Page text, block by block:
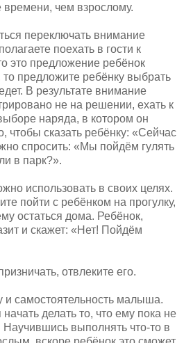
чем взрослому.
переключать внимание
поехать в гости к
это предложение ребёнок
то предложите ребёнку выбрать
В результате внимание
не на решении, ехать к
наряда, в котором он
чтобы сказать ребёнку: «Сейчас
спросить: «Мы пойдём гулять
в парк?».
использовать в своих целях.
пойти с ребёнком на прогулку,
остаться дома. Ребёнок,
и скажет: «Нет! Пойдём
отвлеките его.
и самостоятельность малыша.
делать то, что ему пока не
Научившись выполнять что-то в